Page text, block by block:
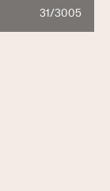
31/3005